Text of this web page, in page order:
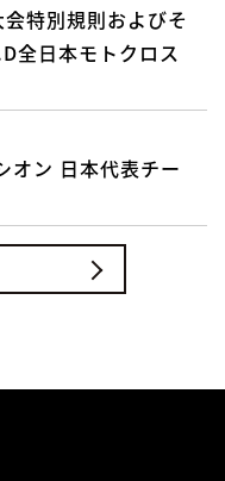
特別規則およびそ
全日本モトクロス
オン 日本代表チー